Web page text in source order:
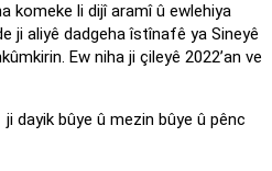
komeke li dijî aramî û ewlehiya
ji aliyê dadgeha îstînafê ya Sineyê
Ew niha ji çileyê 2022’an ve
dayik bûye û mezin bûye û pênc